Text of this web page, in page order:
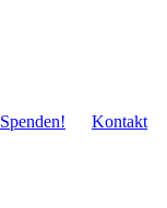
Spenden! Kontakt